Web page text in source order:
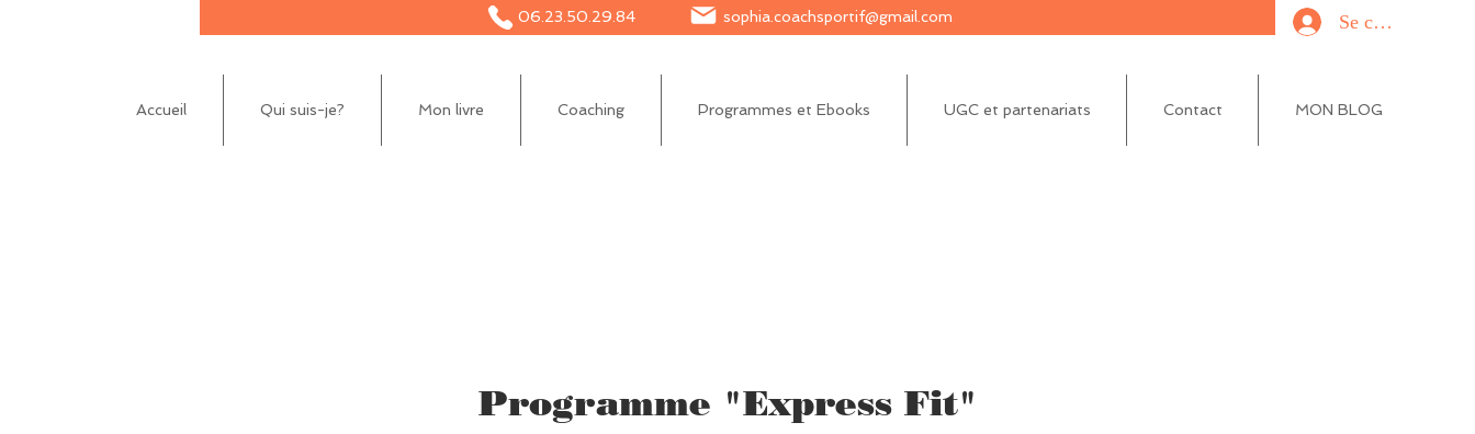
Accueil Qui suis-je? Mon livre Coaching Programmes et Ebooks UGC et partenariats Contact MON BLOG
06.23.50.29.84 sophia.coachsportif@gmail.com Se connecter
Programme "Express Fit"